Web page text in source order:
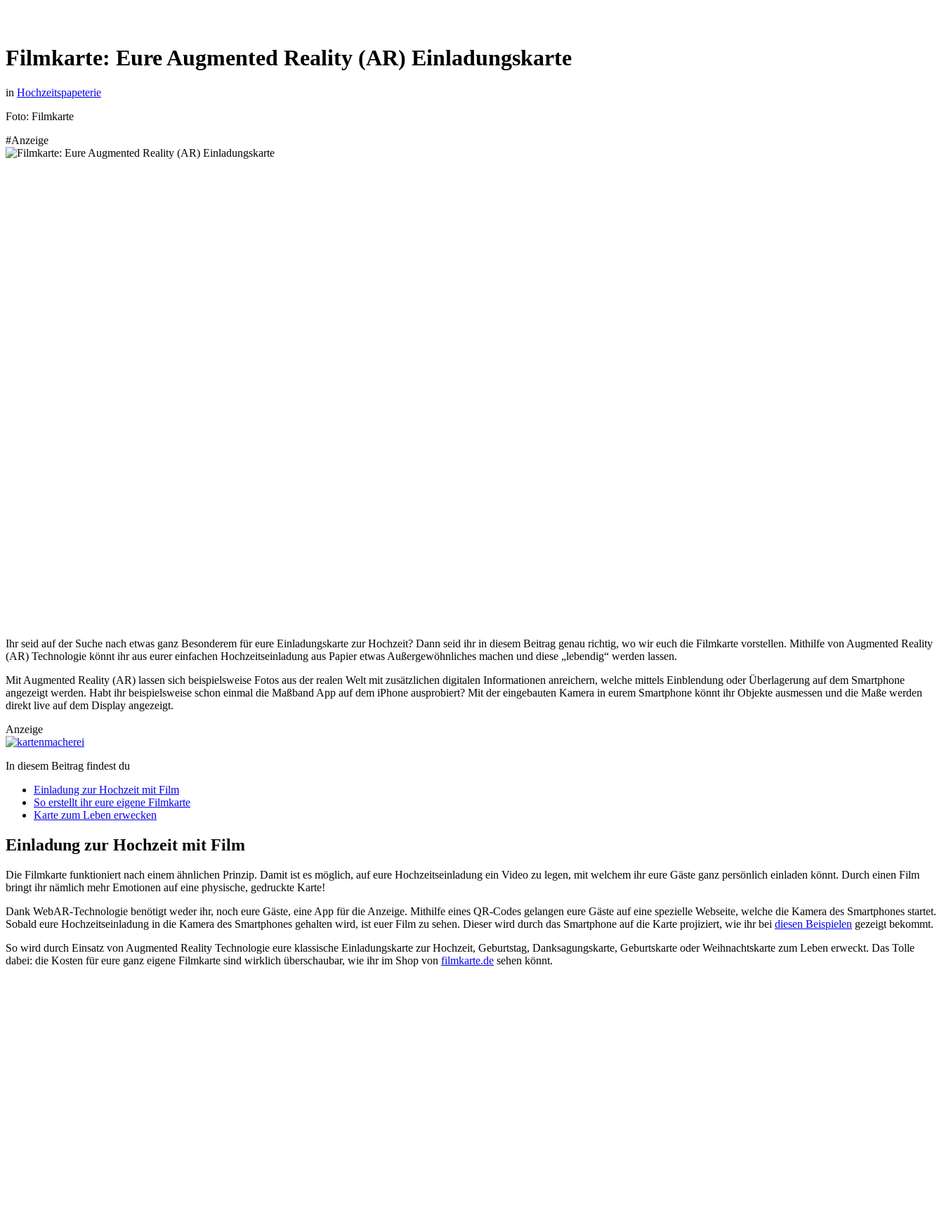
Filmkarte: Eure Augmented Reality (AR) Einladungskarte
in Hochzeitspapeterie
Foto: Filmkarte
#Anzeige
Ihr seid auf der Suche nach etwas ganz Besonderem für eure Einladungskarte zur Hochzeit? Dann seid ihr in diesem Beitrag genau richtig, wo wir euch die Filmkarte vorstellen. Mithilfe von Augmented Reality
(AR) Technologie könnt ihr aus eurer einfachen Hochzeitseinladung aus Papier etwas Außergewöhnliches machen und diese „lebendig“ werden lassen.
Mit Augmented Reality (AR) lassen sich beispielsweise Fotos aus der realen Welt mit zusätzlichen digitalen Informationen anreichern, welche mittels Einblendung oder Überlagerung auf dem Smartphone
angezeigt werden. Habt ihr beispielsweise schon einmal die Maßband App auf dem iPhone ausprobiert? Mit der eingebauten Kamera in eurem Smartphone könnt ihr Objekte ausmessen und die Maße werden
direkt live auf dem Display angezeigt.
Anzeige
In diesem Beitrag findest du
Einladung zur Hochzeit mit Film
So erstellt ihr eure eigene Filmkarte
Karte zum Leben erwecken
Einladung zur Hochzeit mit Film
Die Filmkarte funktioniert nach einem ähnlichen Prinzip. Damit ist es möglich, auf eure Hochzeitseinladung ein Video zu legen, mit welchem ihr eure Gäste ganz persönlich einladen könnt. Durch einen Film
bringt ihr nämlich mehr Emotionen auf eine physische, gedruckte Karte!
Dank WebAR-Technologie benötigt weder ihr, noch eure Gäste, eine App für die Anzeige. Mithilfe eines QR-Codes gelangen eure Gäste auf eine spezielle Webseite, welche die Kamera des Smartphones startet.
Sobald eure Hochzeitseinladung in die Kamera des Smartphones gehalten wird, ist euer Film zu sehen. Dieser wird durch das Smartphone auf die Karte projiziert, wie ihr bei diesen Beispielen gezeigt bekommt.
So wird durch Einsatz von Augmented Reality Technologie eure klassische Einladungskarte zur Hochzeit, Geburtstag, Danksagungskarte, Geburtskarte oder Weihnachtskarte zum Leben erweckt. Das Tolle
dabei: die Kosten für eure ganz eigene Filmkarte sind wirklich überschaubar, wie ihr im Shop von filmkarte.de sehen könnt.